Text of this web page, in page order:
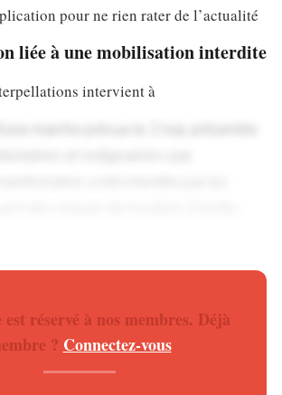
pour ne rien rater de l’actualité
liée à une mobilisation interdite
intervient à
plus rien de l’actualité africaine
sous tension
surviennent dans un contexte
réservé à nos membres. Déjà
? Connectez-vous